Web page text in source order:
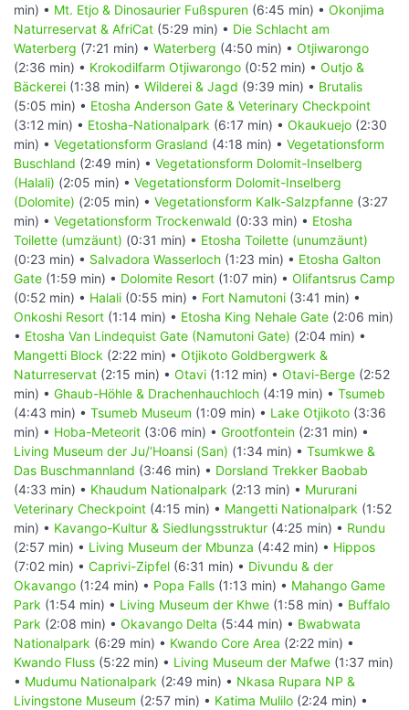
min) • Mt. Etjo & Dinosaurier Fußspuren (6:45 min) • Okonjima
Naturreservat & AfriCat (5:29 min) • Die Schlacht am
Waterberg (7:21 min) • Waterberg (4:50 min) • Otjiwarongo
(2:36 min) • Krokodilfarm Otjiwarongo (0:52 min) • Outjo &
Bäckerei (1:38 min) • Wilderei & Jagd (9:39 min) • Brutalis
(5:05 min) • Etosha Anderson Gate & Veterinary Checkpoint
(3:12 min) • Etosha-Nationalpark (6:17 min) • Okaukuejo (2:30
min) • Vegetationsform Grasland (4:18 min) • Vegetationsform
Buschland (2:49 min) • Vegetationsform Dolomit-Inselberg
(Halali) (2:05 min) • Vegetationsform Dolomit-Inselberg
(Dolomite) (2:05 min) • Vegetationsform Kalk-Salzpfanne (3:27
min) • Vegetationsform Trockenwald (0:33 min) • Etosha
Toilette (umzäunt) (0:31 min) • Etosha Toilette (unumzäunt)
(0:23 min) • Salvadora Wasserloch (1:23 min) • Etosha Galton
Gate (1:59 min) • Dolomite Resort (1:07 min) • Olifantsrus Camp
(0:52 min) • Halali (0:55 min) • Fort Namutoni (3:41 min) •
Onkoshi Resort (1:14 min) • Etosha King Nehale Gate (2:06 min)
• Etosha Van Lindequist Gate (Namutoni Gate) (2:04 min) •
Mangetti Block (2:22 min) • Otjikoto Goldbergwerk &
Naturreservat (2:15 min) • Otavi (1:12 min) • Otavi-Berge (2:52
min) • Ghaub-Höhle & Drachenhauchloch (4:19 min) • Tsumeb
(4:43 min) • Tsumeb Museum (1:09 min) • Lake Otjikoto (3:36
min) • Hoba-Meteorit (3:06 min) • Grootfontein (2:31 min) •
Living Museum der Ju/‘Hoansi (San) (1:34 min) • Tsumkwe &
Das Buschmannland (3:46 min) • Dorsland Trekker Baobab
(4:33 min) • Khaudum Nationalpark (2:13 min) • Mururani
Veterinary Checkpoint (4:15 min) • Mangetti Nationalpark (1:52
min) • Kavango-Kultur & Siedlungsstruktur (4:25 min) • Rundu
(2:57 min) • Living Museum der Mbunza (4:42 min) • Hippos
(7:02 min) • Caprivi-Zipfel (6:31 min) • Divundu & der
Okavango (1:24 min) • Popa Falls (1:13 min) • Mahango Game
Park (1:54 min) • Living Museum der Khwe (1:58 min) • Buffalo
Park (2:08 min) • Okavango Delta (5:44 min) • Bwabwata
Nationalpark (6:29 min) • Kwando Core Area (2:22 min) •
Kwando Fluss (5:22 min) • Living Museum der Mafwe (1:37 min)
• Mudumu Nationalpark (2:49 min) • Nkasa Rupara NP &
Livingstone Museum (2:57 min) • Katima Mulilo (2:24 min) •